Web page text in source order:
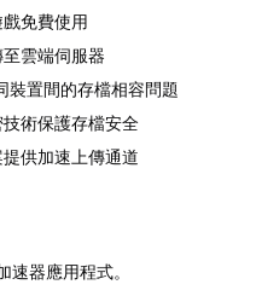
免費使用
雲端伺服器
裝置間的存檔相容問題
技術保護存檔安全
提供加速上傳通道
器應用程式。